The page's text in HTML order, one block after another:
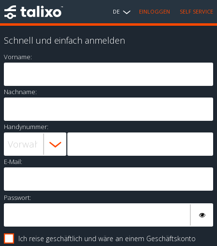
DE EINLOGGEN SELF SERVICE
Schnell und einfach anmelden
Vorname:
Nachname:
Handynummer:
E-Mail:
Passwort:
Ich reise geschäftlich und wäre an einem Geschäftskonto